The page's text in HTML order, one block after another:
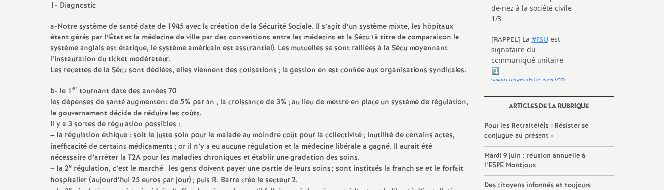
s
E
n
s
e
i
g
1- Diagnostic
a-Notre système de santé date de 1945 avec la création de la Sécurité Sociale. Il s’agit d’un système mixte, les hôpitaux
étant gérés par l’État et la médecine de ville par des conventions entre les médecins et la Sécu (à titre de comparaison le
système anglais est étatique, le système américain est assurantiel). Les mutuelles se sont ralliées à la Sécu moyennant
l’instauration du ticket modérateur.
Les recettes de la Sécu sont dédiées, elles viennent des cotisations; la gestion en est confiée aux organisations syndicales.
b- le 1er tournant date des années 70
les dépenses de santé augmentent de 5% par an , la croissance de 3%; au lieu de mettre en place un système de régulation,
le gouvernement décide de réduire les coûts.
Il y a 3 sortes de régulation possibles :
– la régulation éthique : soit le juste soin pour le malade au moindre coût pour la collectivité; inutilité de certains actes,
inefficacité de certains médicaments; or il n’y a eu aucune régulation et la médecine libérale a gagné. Il aurait été
nécessaire d’arrêter la T2A pour les maladies chroniques et établir une gradation des soins.
– la 2e régulation, c’est le marché : les gens doivent payer une partie de leurs soins; sont institués la franchise et le forfait
hospitalier (aujourd’hui 25 euros par jour); puis R. Barre crée le secteur 2.
ARTICLES DE LA RUBRIQUE
Pour les Retraité(é)s « Résister se
conjugue au présent»
Mardi 9 juin : réunion annuelle à
l’ESPE Montjoux
Des citoyens informés et toujours